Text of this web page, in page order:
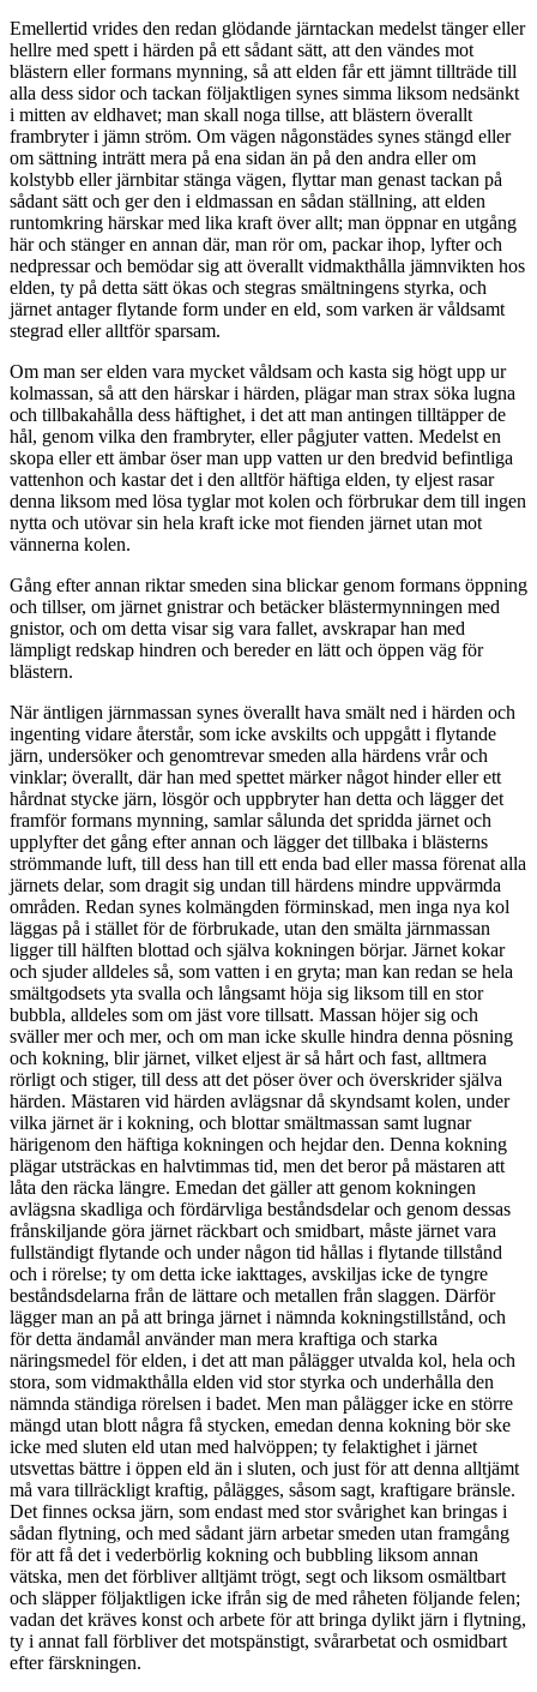
Emellertid vrides den redan glödande järntackan medelst tänger eller
hellre med spett i härden på ett sådant sätt, att den vändes mot
blästern eller formans mynning, så att elden får ett jämnt tillträde till
alla dess sidor och tackan följaktligen synes simma liksom nedsänkt
i mitten av eldhavet; man skall noga tillse, att blästern överallt
frambryter i jämn ström. Om vägen någonstädes synes stängd eller
om sättning inträtt mera på ena sidan än på den andra eller om
kolstybb eller järnbitar stänga vägen, flyttar man genast tackan på
sådant sätt och ger den i eldmassan en sådan ställning, att elden
runtomkring härskar med lika kraft över allt; man öppnar en utgång
här och stänger en annan där, man rör om, packar ihop, lyfter och
nedpressar och bemödar sig att överallt vidmakthålla jämnvikten hos
elden, ty på detta sätt ökas och stegras smältningens styrka, och
järnet antager flytande form under en eld, som varken är våldsamt
stegrad eller alltför sparsam.
Om man ser elden vara mycket våldsam och kasta sig högt upp ur
kolmassan, så att den härskar i härden, plägar man strax söka lugna
och tillbakahålla dess häftighet, i det att man antingen tilltäpper de
hål, genom vilka den frambryter, eller pågjuter vatten. Medelst en
skopa eller ett ämbar öser man upp vatten ur den bredvid befintliga
vattenhon och kastar det i den alltför häftiga elden, ty eljest rasar
denna liksom med lösa tyglar mot kolen och förbrukar dem till ingen
nytta och utövar sin hela kraft icke mot fienden järnet utan mot
vännerna kolen.
Gång efter annan riktar smeden sina blickar genom formans öppning
och tillser, om järnet gnistrar och betäcker blästermynningen med
gnistor, och om detta visar sig vara fallet, avskrapar han med
lämpligt redskap hindren och bereder en lätt och öppen väg för
blästern.
När äntligen järnmassan synes överallt hava smält ned i härden och
ingenting vidare återstår, som icke avskilts och uppgått i flytande
järn, undersöker och genomtrevar smeden alla härdens vrår och
vinklar; överallt, där han med spettet märker något hinder eller ett
hårdnat stycke järn, lösgör och uppbryter han detta och lägger det
framför formans mynning, samlar sålunda det spridda järnet och
upplyfter det gång efter annan och lägger det tillbaka i blästerns
strömmande luft, till dess han till ett enda bad eller massa förenat alla
järnets delar, som dragit sig undan till härdens mindre uppvärmda
områden. Redan synes kolmängden förminskad, men inga nya kol
läggas på i stället för de förbrukade, utan den smälta järnmassan
ligger till hälften blottad och själva kokningen börjar. Järnet kokar
och sjuder alldeles så, som vatten i en gryta; man kan redan se hela
smältgodsets yta svalla och långsamt höja sig liksom till en stor
bubbla, alldeles som om jäst vore tillsatt. Massan höjer sig och
sväller mer och mer, och om man icke skulle hindra denna pösning
och kokning, blir järnet, vilket eljest är så hårt och fast, alltmera
rörligt och stiger, till dess att det pöser över och överskrider själva
härden. Mästaren vid härden avlägsnar då skyndsamt kolen, under
vilka järnet är i kokning, och blottar smältmassan samt lugnar
härigenom den häftiga kokningen och hejdar den. Denna kokning
plägar utsträckas en halvtimmas tid, men det beror på mästaren att
låta den räcka längre. Emedan det gäller att genom kokningen
avlägsna skadliga och fördärvliga beståndsdelar och genom dessas
frånskiljande göra järnet räckbart och smidbart, måste järnet vara
fullständigt flytande och under någon tid hållas i flytande tillstånd
och i rörelse; ty om detta icke iakttages, avskiljas icke de tyngre
beståndsdelarna från de lättare och metallen från slaggen. Därför
lägger man an på att bringa järnet i nämnda kokningstillstånd, och
för detta ändamål använder man mera kraftiga och starka
näringsmedel för elden, i det att man pålägger utvalda kol, hela och
stora, som vidmakthålla elden vid stor styrka och underhålla den
nämnda ständiga rörelsen i badet. Men man pålägger icke en större
mängd utan blott några få stycken, emedan denna kokning bör ske
icke med sluten eld utan med halvöppen; ty felaktighet i järnet
utsvettas bättre i öppen eld än i sluten, och just för att denna alltjämt
må vara tillräckligt kraftig, pålägges, såsom sagt, kraftigare bränsle.
Det finnes ocksa järn, som endast med stor svårighet kan bringas i
sådan flytning, och med sådant järn arbetar smeden utan framgång
för att få det i vederbörlig kokning och bubbling liksom annan
vätska, men det förbliver alltjämt trögt, segt och liksom osmältbart
och släpper följaktligen icke ifrån sig de med råheten följande felen;
vadan det kräves konst och arbete för att bringa dylikt järn i flytning,
ty i annat fall förbliver det motspänstigt, svårarbetat och osmidbart
efter färskningen.